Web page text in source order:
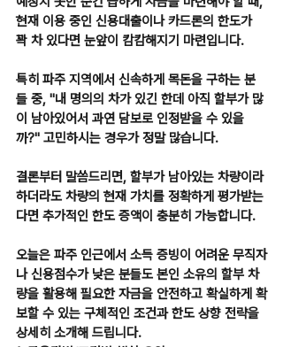
현재 이용 중인 신용대출이나 카드론의 한도가
꽉 차 있다면 눈앞이 캄캄해지기 마련입니다.
특히 파주 지역에서 신속하게 목돈을 구하는 분
들 중, "내 명의의 차가 있긴 한데 아직 할부가 많
이 남아있어서 과연 담보로 인정받을 수 있을
까?" 고민하시는 경우가 정말 많습니다.
결론부터 말씀드리면, 할부가 남아있는 차량이라
하더라도 차량의 현재 가치를 정확하게 평가받는
다면 추가적인 한도 증액이 충분히 가능합니다.
오늘은 파주 인근에서 소득 증빙이 어려운 무직자
나 신용점수가 낮은 분들도 본인 소유의 할부 차
량을 활용해 필요한 자금을 안전하고 확실하게 확
보할 수 있는 구체적인 조건과 한도 상향 전략을
상세히 소개해 드립니다.